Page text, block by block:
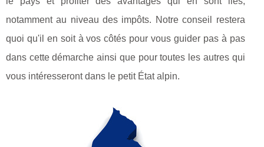
notamment au niveau des impôts. Notre conseil restera
quoi qu'il en soit à vos côtés pour vous guider pas à pas
dans cette démarche ainsi que pour toutes les autres qui
vous intéresseront dans le petit État alpin.